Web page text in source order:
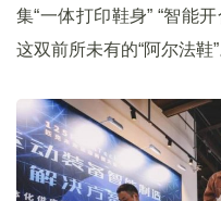
集“一体打印鞋身” “智能
这双前所未有的“阿尔法鞋”